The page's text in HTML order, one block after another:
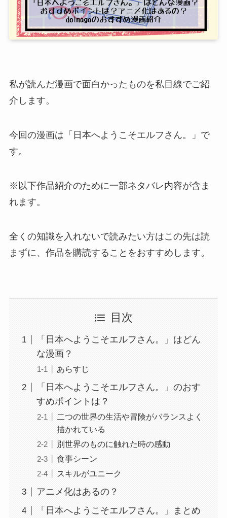
私が読んだ漫画で面白かったものを私目線でご紹
介します。
今回の漫画は「日本へようこそエルフさん。」で
す。
※以下作品紹介のために一部ネタバレ内容が含ま
れます。
全くの知識を入れないで読みたい方はこの先は読
まずに、作品を購読することをおすすめします。
目次
「日本へようこそエルフさん。」はどん
な漫画？
あらすじ
「日本へようこそエルフさん。」のおす
すめポイントは？
二つの世界の生活や冒険がバランスよく
描かれている
別世界のものに触れた時の感動
食事シーン
スキルがユニーク
アニメ化はあるの？
「日本へようこそエルフさん。」まとめ